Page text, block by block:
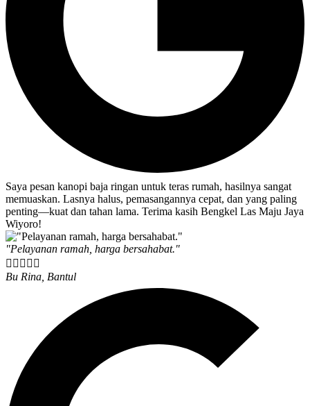
Saya pesan kanopi baja ringan untuk teras rumah, hasilnya sangat
memuaskan. Lasnya halus, pemasangannya cepat, dan yang paling
penting—kuat dan tahan lama. Terima kasih Bengkel Las Maju Jaya
Wiyoro!
"Pelayanan ramah, harga bersahabat."
    
Bu Rina, Bantul